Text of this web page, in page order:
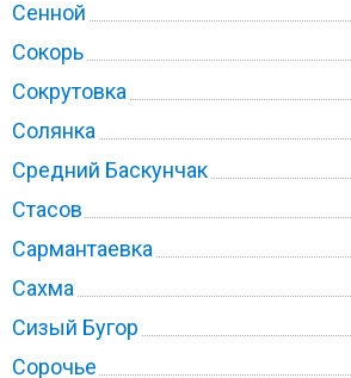
Сенной
Сокорь
Сокрутовка
Солянка
Средний Баскунчак
Стасов
Сармантаевка
Сахма
Сизый Бугор
Сорочье